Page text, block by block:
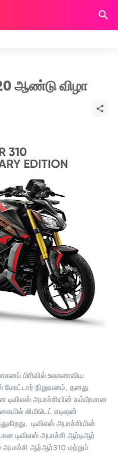
ஆண்டு விழா
பிரிவில் உலகளாவிய
மோட்டார் நிறுவனம், தனது
அபாச்சியின் கம்பீரமான
லிமிடெட் எடிஷன்
டிவிஎஸ் அபாச்சியின்
டிவிஎஸ் அபாச்சி ஆர்டிஆர்
அபாச்சி ஆர்ஆர்310 மற்றும்